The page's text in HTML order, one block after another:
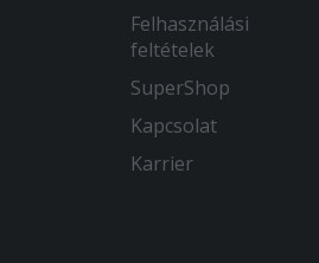
Felhasználási
feltételek
SuperShop
Kapcsolat
Karrier